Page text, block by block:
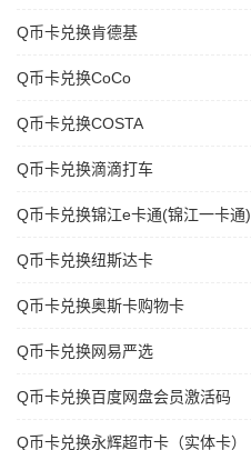
Q币卡兑换肯德基
Q币卡兑换CoCo
Q币卡兑换COSTA
Q币卡兑换滴滴打车
Q币卡兑换锦江e卡通(锦江一卡通)
Q币卡兑换纽斯达卡
Q币卡兑换奥斯卡购物卡
Q币卡兑换网易严选
Q币卡兑换百度网盘会员激活码
Q币卡兑换永辉超市卡（实体卡）